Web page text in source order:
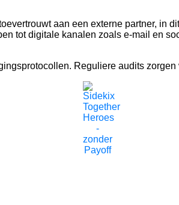
aan een externe partner, in
tot digitale kanalen zoals e-mail en
Reguliere audits